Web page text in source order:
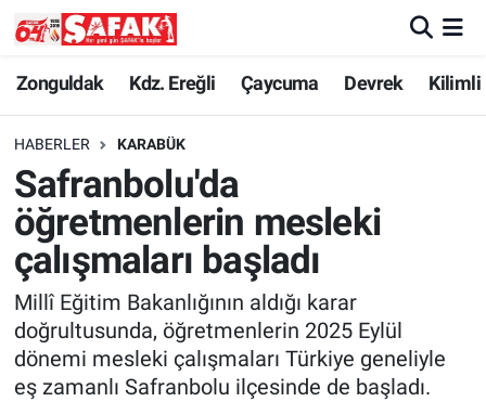
Zonguldak Kdz. Ereğli Çaycuma Devrek Kilimli
HABERLER KARABÜK
Safranbolu'da
öğretmenlerin mesleki
çalışmaları başladı
Millî Eğitim Bakanlığının aldığı karar
doğrultusunda, öğretmenlerin 2025 Eylül
dönemi mesleki çalışmaları Türkiye geneliyle
eş zamanlı Safranbolu ilçesinde de başladı.
Zonguldak
Kdz. Ereğli
Çaycuma
Devrek
Kilimli
Asayiş
Zonguldak Nöbetçi Eczaneler
Zonguldak Hava Durumu
Zonguldak Namaz Vakitleri
Zonguldak Trafik Yoğunluk Haritası
Süper Lig Puan Durumu ve Fikstür
Tüm Manşetler